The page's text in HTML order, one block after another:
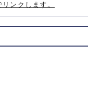
ンクします。